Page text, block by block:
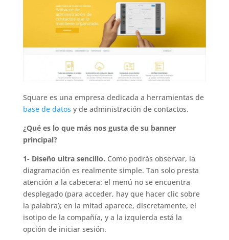
Square es una empresa dedicada a herramientas de
base de datos y de administración de contactos.
¿Qué es lo que más nos gusta de su banner
principal?
1- Diseño ultra sencillo. Como podrás observar, la
diagramación es realmente simple. Tan solo presta
atención a la cabecera: el menú no se encuentra
desplegado (para acceder, hay que hacer clic sobre
la palabra); en la mitad aparece, discretamente, el
isotipo de la compañía, y a la izquierda está la
opción de iniciar sesión.